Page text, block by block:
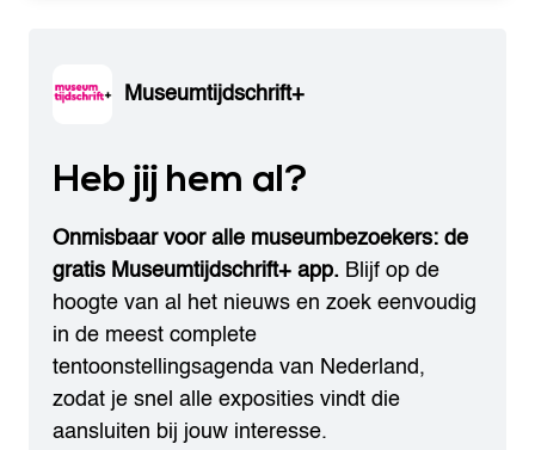
Museumtijdschrift+
Heb jij hem al?
Onmisbaar voor alle museumbezoekers: de
gratis Museumtijdschrift+ app. Blijf op de
hoogte van al het nieuws en zoek eenvoudig
in de meest complete
tentoonstellingsagenda van Nederland,
zodat je snel alle exposities vindt die
aansluiten bij jouw interesse.